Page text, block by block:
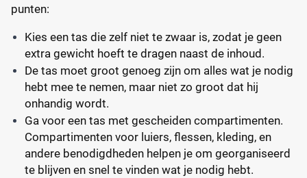
punten:
Kies een tas die zelf niet te zwaar is, zodat je geen
extra gewicht hoeft te dragen naast de inhoud.
De tas moet groot genoeg zijn om alles wat je nodig
hebt mee te nemen, maar niet zo groot dat hij
onhandig wordt.
Ga voor een tas met gescheiden compartimenten.
Compartimenten voor luiers, flessen, kleding, en
andere benodigdheden helpen je om georganiseerd
te blijven en snel te vinden wat je nodig hebt.